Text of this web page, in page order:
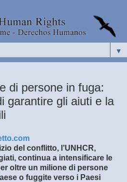
▼
di persone in fuga:
garantire gli aiuti e la
del conflitto, l’UNHCR,
continua a intensificare le
oltre un milione di persone
o fuggite verso i Paesi